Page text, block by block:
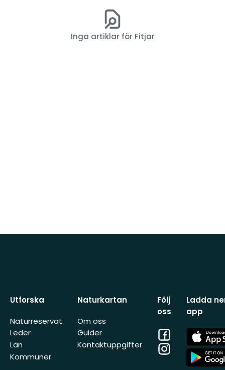
Inga artiklar för Fitjar
Utforska
Naturreservat
Leder
Län
Kommuner
Naturkartan
Om oss
Guider
Kontaktuppgifter
Följ
oss
Facebook
Instagram
Ladda
app
App
Store
App
Store